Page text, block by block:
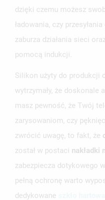
dzięki czemu możesz
ładowania, czy
zaburza działania sieci
pomocą indukcji.
Silikon użyty do produkcji
wytrzymały, że doskonale
masz pewność, że Twój
zarysowaniom, czy
zwrócić uwagę, to fakt, że
został w postaci nakładki
zabezpiecza dotykowego
pełną ochronę warto
dedykowane